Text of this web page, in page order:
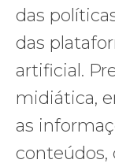
das
das
artificial.
midiática,
as
conteúdos,